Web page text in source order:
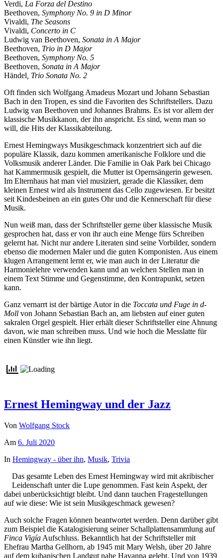
Verdi, La Forza del Destino
Beethoven, Symphony No. 9 in D Minor
Vivaldi, The Seasons
Vivaldi, Concerto in C
Ludwig van Beethoven, Sonata in A Major
Beethoven, Trio in D Major
Beethoven, Symphony No. 5
Beethoven, Sonata in A Major
Händel , Trio Sonata No. 2
Oft finden sich Wolfgang Amadeus Mozart und Johann Sebastian
Bach in den Tropen, es sind die Favoriten des Schriftstellers. Dazu
Ludwig van Beethoven und Johannes Brahms. Es ist vor allem der
klassische Musikkanon, der ihn anspricht. Es sind, wenn man so
will, die Hits der Klassikabteilung.
Ernest Hemingways Musikgeschmack konzentriert sich auf die
populäre Klassik, dazu kommen amerikanische Folklore und die
Volksmusik anderer Länder. Die Familie in Oak Park bei Chicago
hat Kammermusik gespielt, die Mutter ist Opernsängerin gewesen.
Im Elternhaus hat man viel musiziert, gerade die Klassiker, dem
kleinen Ernest wird als Instrument das Cello zugewiesen. Er besitzt
seit Kindesbeinen an ein gutes Ohr und die Kennerschaft für diese
Musik.
Nun weiß man, dass der Schriftsteller gerne über klassische Musik
gesprochen hat, dass er von ihr auch eine Menge fürs Schreiben
gelernt hat. Nicht nur andere Literaten sind seine Vorbilder, sondern
ebenso die modernen Maler und die guten Komponisten. Aus einem
klugen Arrangement lernt er, wie man auch in der Literatur die
Harmonielehre verwenden kann und an welchen Stellen man in
einem Text Stimme und Gegenstimme, den Kontrapunkt, setzen
kann.
Ganz vernarrt ist der bärtige Autor in die Toccata und Fuge in d-
Moll von Johann Sebastian Bach an, am liebsten auf einer guten
sakralen Orgel gespielt. Hier erhält dieser Schriftsteller eine Ahnung
davon, wie man schreiben muss. Und wie hoch die Messlatte für
einen Künstler wie ihn liegt.
Ernest Hemingway und der Jazz
Von Wolfgang Stock
Am 6. Juli 2020
In Hemingway - über ihn, Musik, Trivia
Das gesamte Leben des Ernest Hemingway wird mit akribischer
Leidenschaft unter die Lupe genommen. Fast kein Aspekt, der
dabei unberücksichtigt bleibt. Und dann tauchen Fragestellungen
auf wie diese: Wie ist sein Musikgeschmack gewesen?
Auch solche Fragen können beantwortet werden. Denn darüber gibt
zum Beispiel die Katalogisierung seiner Schallplattensammlung auf
Finca Vigía Aufschluss. Bekanntlich hat der Schriftsteller mit
Ehefrau Martha Gellhorn, ab 1945 mit Mary Welsh, über 20 Jahre
auf dem kubanischen Landgut nahe Havanna gelebt. Und von 1939